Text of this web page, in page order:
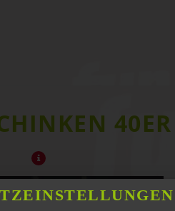
40ER